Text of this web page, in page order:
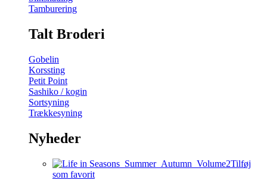
Tamburering
Talt Broderi
Gobelin
Korssting
Petit Point
Sashiko / kogin
Sortsyning
Trækkesyning
Nyheder
Tilføj
som favorit